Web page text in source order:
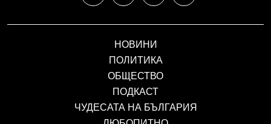
НОВИНИ
ПОЛИТИКА
ОБЩЕСТВО
ПОДКАСТ
ЧУДЕСАТА НА БЪЛГАРИЯ